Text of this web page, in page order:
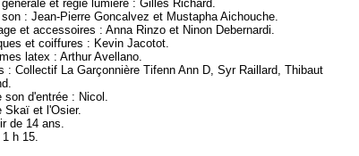
générale et régie lumière : Gilles Richard.
son : Jean-Pierre Goncalvez et Mustapha Aichouche.
et accessoires : Anna Rinzo et Ninon Debernardi.
et coiffures : Kevin Jacotot.
latex : Arthur Avellano.
: Collectif La Garçonnière Tifenn Ann D, Syr Raillard, Thibaut
son d'entrée : Nicol.
Skaï et l'Osier.
de 14 ans.
1 h 15.